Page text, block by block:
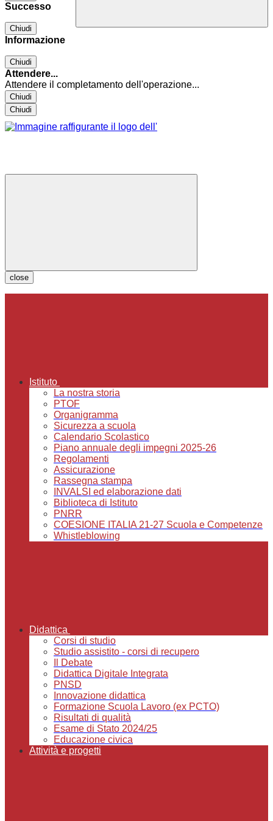
Successo
Chiudi
Informazione
Chiudi
Attendere...
Attendere il completamento dell'operazione...
Chiudi
Chiudi
close
Istituto
La nostra storia
PTOF
Organigramma
Sicurezza a scuola
Calendario Scolastico
Piano annuale degli impegni 2025-26
Regolamenti
Assicurazione
Rassegna stampa
INVALSI ed elaborazione dati
Biblioteca di Istituto
PNRR
COESIONE ITALIA 21-27 Scuola e Competenze
Whistleblowing
Didattica
Corsi di studio
Studio assistito - corsi di recupero
Il Debate
Didattica Digitale Integrata
PNSD
Innovazione didattica
Formazione Scuola Lavoro (ex PCTO)
Risultati di qualità
Esame di Stato 2024/25
Educazione civica
Attività e progetti